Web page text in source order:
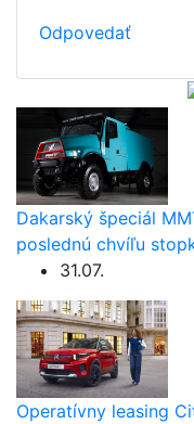
Odpovedať
Dakarský špeciál
poslednú chvíľu
31.07.
Operatívny leasing